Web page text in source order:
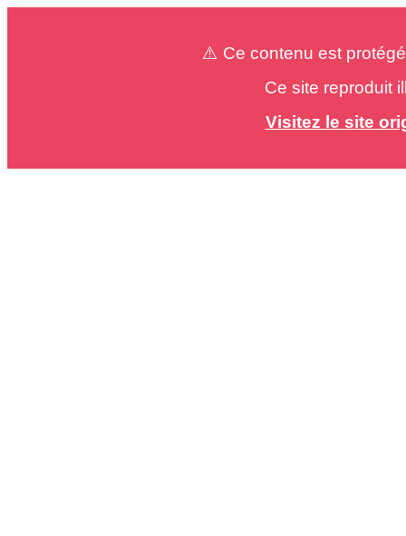
⚠️ Ce contenu est
Ce site reproduit
Visitez le site